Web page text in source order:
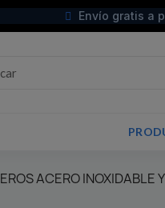
Envío gratis a
ACERO INOXIDABLE